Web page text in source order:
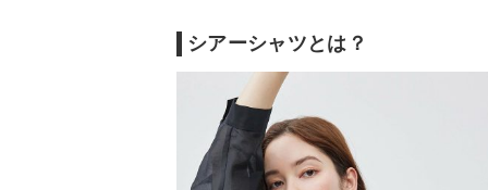
シアーシャツとは？